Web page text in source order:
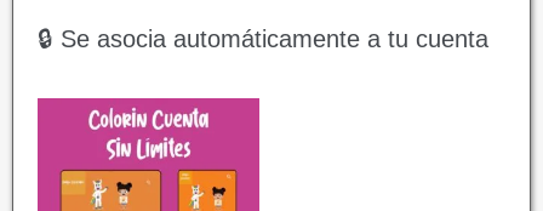
🔒 Se asocia automáticamente a tu cuenta